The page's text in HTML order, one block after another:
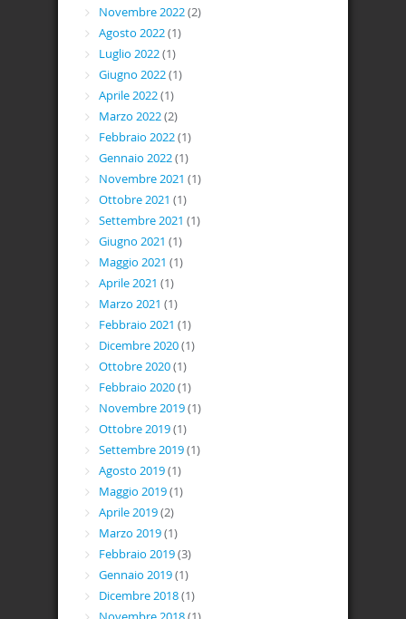
Novembre 2022(2)
Agosto 2022(1)
Luglio 2022(1)
Giugno 2022(1)
Aprile 2022(1)
Marzo 2022(2)
Febbraio 2022(1)
Gennaio 2022(1)
Novembre 2021 (1)
Ottobre 2021 (1)
Settembre 2021 (1)
Giugno 2021 (1)
Maggio 2021 (1)
Aprile 2021 (1)
Marzo 2021 (1)
Febbraio 2021 (1)
Dicembre 2020(1)
Ottobre 2020(1)
Febbraio 2020(1)
Novembre 2019(1)
Ottobre 2019(1)
Settembre 2019(1)
Agosto 2019(1)
Maggio 2019(1)
Aprile 2019(2)
Marzo 2019(1)
Febbraio 2019(3)
Gennaio 2019(1)
Dicembre 2018(1)